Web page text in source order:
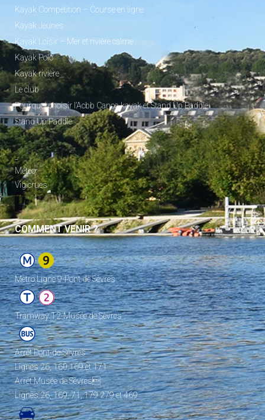
Kayak Compétition – Course en ligne
Kayak Jeunes
Kayak Loisir – Mer et rivière calme
Kayak Polo
Kayak rivière
Le club
Pourquoi choisir l’Acbb Canoe-kayak et Stand Up Paddle
Stand Up Paddle
_
Météo
Vigicrues
COMMENT VENIR ?
Metro Ligne 9-Pont de Sèvres
Tramway T2-Musée de Sèvres
Arrêt Pont-de-Sèvres
Lignes 26, 160,169 et 171
Arrêt Musée de Sèvres
Lignes 26, 169, 71, 179 279 et 469